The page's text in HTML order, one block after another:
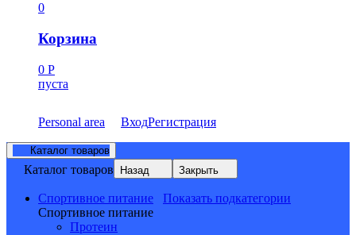
0
Корзина
0 Р
пуста
Personal area ВходРегистрация
Каталог товаров
Каталог товаров Назад Закрыть
Спортивное питание
Показать подкатегории
Спортивное питание
Протеин